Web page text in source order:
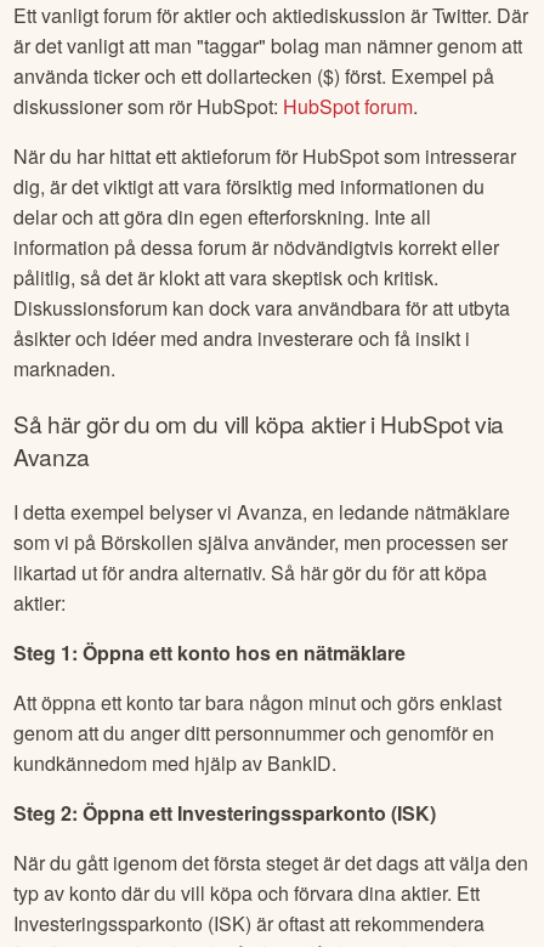
Ett vanligt forum för aktier och aktiediskussion är Twitter. Där
är det vanligt att man "taggar" bolag man nämner genom att
använda ticker och ett dollartecken ($) först. Exempel på
diskussioner som rör HubSpot: HubSpotforum.
När du har hittat ett aktieforum för HubSpotsom intresserar
dig, är det viktigt att vara försiktig med informationen du
delar och att göra din egen efterforskning. Inte all
information på dessa forum är nödvändigtvis korrekt eller
pålitlig, så det är klokt att vara skeptisk och kritisk.
Diskussionsforum kan dock vara användbara för att utbyta
åsikter och idéer med andra investerare och få insikt i
marknaden.
Så här gör du om du vill köpa aktier iHubSpotvia
Avanza
I detta exempel belyser vi Avanza, en ledande nätmäklare
som vi på Börskollen själva använder, men processen ser
likartad ut för andra alternativ. Så här gör du för att köpa
aktier:
Steg 1: Öppna ett konto hos en nätmäklare
Att öppna ett konto tar bara någon minut och görs enklast
genom att du anger ditt personnummer och genomför en
kundkännedom med hjälp av BankID.
Steg 2: Öppna ett Investeringssparkonto (ISK)
När du gått igenom det första steget är det dags att välja den
typ av konto där du vill köpa och förvara dina aktier. Ett
Investeringssparkonto (ISK) är oftast att rekommendera